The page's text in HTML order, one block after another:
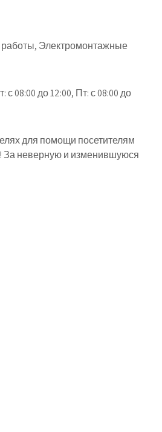
Электромонтажные
с 08:00 до 12:00, Пт: с 08:00 до
для помощи посетителям
За неверную и изменившуюся